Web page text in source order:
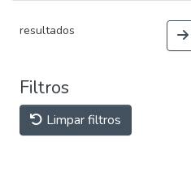
resultados
Filtros
Limpar filtros